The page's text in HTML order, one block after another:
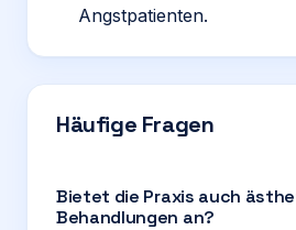
Angstpatienten.
Häufige Fragen
Bietet die Praxis auch
Behandlungen an?